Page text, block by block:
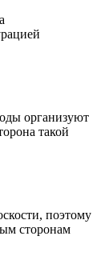
организуют
такой
поэтому
сторонам